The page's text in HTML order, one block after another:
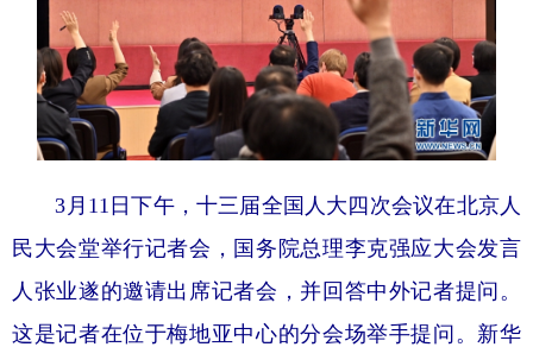
3月11日下午，十三届全国人大四次会议在北京人
民大会堂举行记者会，国务院总理李克强应大会发言
人张业遂的邀请出席记者会，并回答中外记者提问。
这是记者在位于梅地亚中心的分会场举手提问。新华